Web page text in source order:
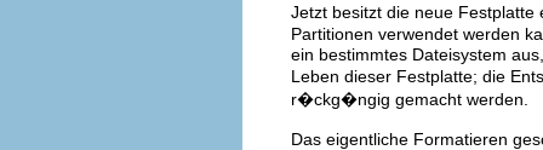
Jetzt besitzt die neue
Partitionen verwendet werden
ein bestimmtes Dateisystem
Leben dieser Festplatte; die
r�ckg�ngig gemacht werden.
Das eigentliche Formatieren